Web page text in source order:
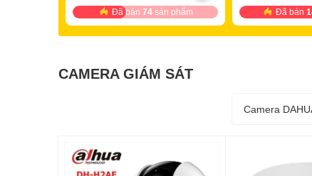
Đã bán 74sản phẩm Đã bán
CAMERA GIÁM SÁT
Camera